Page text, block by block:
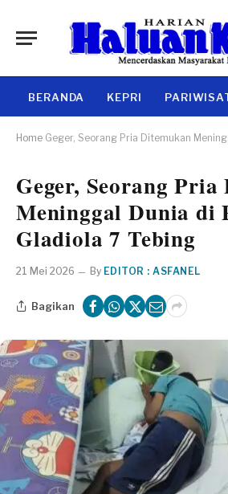
BERANDA KEPRI
Home Geger, Seorang Pria Ditemukan Meninggal Dunia
Geger, Seorang
Meninggal Dunia di
Gladiola 7 Tebing
21 Mei 2026 By EDITOR : ASFANEL
Bagikan